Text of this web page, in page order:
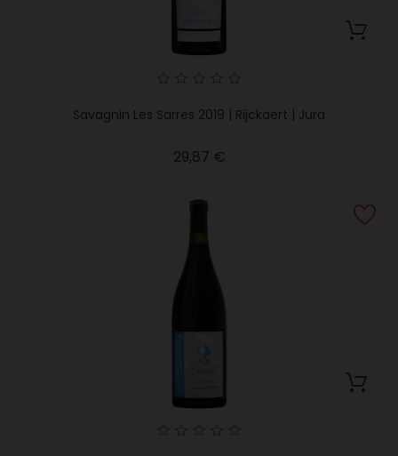
Savagnin Les Sarres 2019 | Rijckaert | Jura
29,87 €